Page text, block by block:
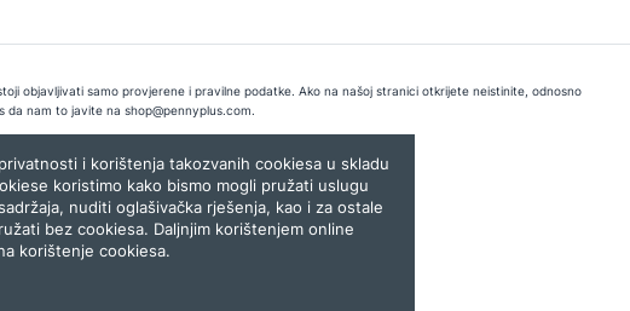
objavljivati samo provjerene i pravilne podatke. Ako na našoj stranici otkrijete neistinite, odnosno
da nam to javite na shop@pennyplus.com.
Sarajevo.Dizajn i programiranje:Lampa.ba
i korištenja takozvanih cookiesa u skladu
koristimo kako bismo mogli pružati uslugu
nuditi oglašivačka rješenja, kao i za ostale
bez cookiesa. Daljnjim korištenjem online
korištenje cookiesa.